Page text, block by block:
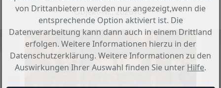
Objekt-Nr.: 2026100
von Drittanbietern werden nur angezeigt,wenn die
entsprechende Option aktiviert ist. Die
Datenverarbeitung kann dann auch in einem Drittland
erfolgen. Weitere Informationen hierzu in der
Datenschutzerklärung. Weitere Informationen zu den
Auswirkungen Ihrer Auswahl finden Sie unter Hilfe.